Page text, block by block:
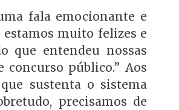
fala emocionante e
estamos muito felizes e
que entendeu nossas
concurso público.” Aos
sustenta o sistema
precisamos de